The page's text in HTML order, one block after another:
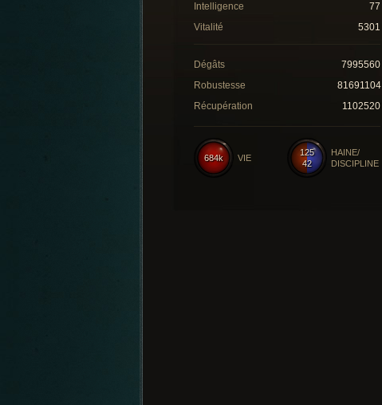
Intelligence
77
Vitalité
5301
Dégâts
7995560
Robustesse
81691104
Récupération
1102520
125
42
HAINE/
DISCIPLINE
684k VIE